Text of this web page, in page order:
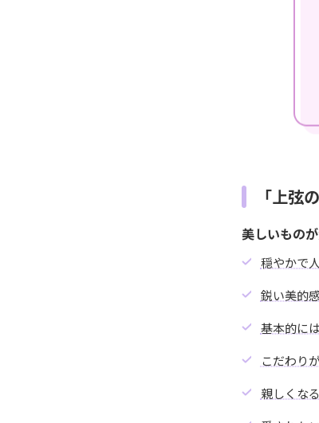
「上弦
美しいもの
穏やかで
鋭い美的
基本的に
こだわり
親しくな